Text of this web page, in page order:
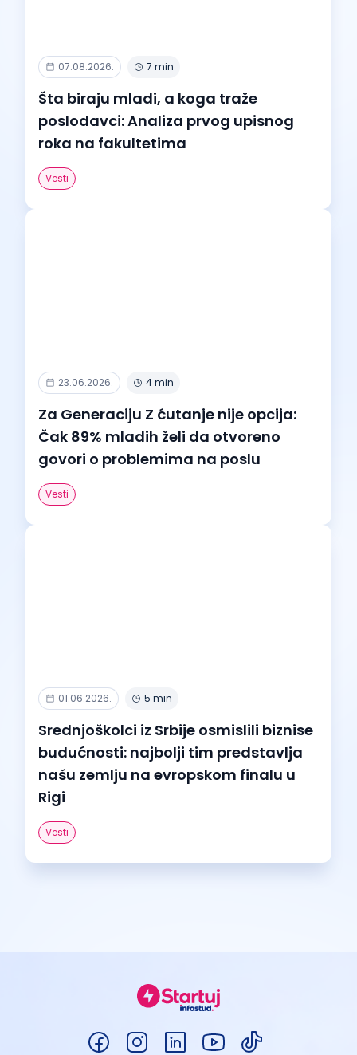
07.08.2026. 7 min
Šta biraju mladi, a koga traže
poslodavci: Analiza prvog upisnog
roka na fakultetima
Vesti
23.06.2026. 4 min
Za Generaciju Z ćutanje nije opcija:
Čak 89% mladih želi da otvoreno
govori o problemima na poslu
Vesti
01.06.2026. 5 min
Srednjoškolci iz Srbije osmislili biznise
budućnosti: najbolji tim predstavlja
našu zemlju na evropskom finalu u
Rigi
Vesti